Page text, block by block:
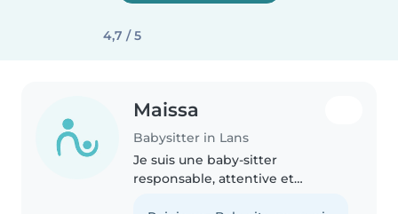
4,7 / 5
Maissa
Babysitter in Lans
Je suis une baby-sitter
responsable, attentive et